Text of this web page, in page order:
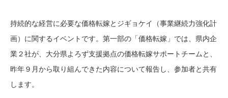
持続的な経営に必要な価格転嫁とジギョケイ（事業継続力強化計
画）に関するイベントです。第一部の「価格転嫁」では、県内企
業２社が、大分県よろず支援拠点の価格転嫁サポートチームと、
昨年９月から取り組んできた内容について報告し、参加者と共有
します。